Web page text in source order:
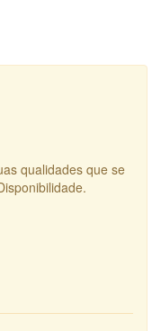
qualidades que se